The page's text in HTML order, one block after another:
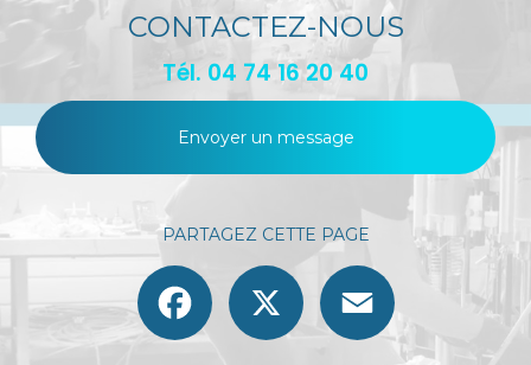
CONTACTEZ-NOUS
Tél. 04 74 16 20 40
Envoyer un message
PARTAGEZ CETTE PAGE
Facebook